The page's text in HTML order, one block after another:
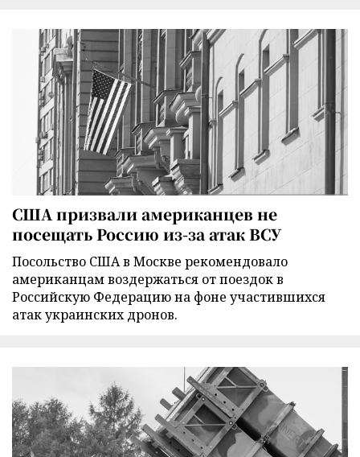
США призвали американцев не
посещать Россию из-за атак ВСУ
Посольство США в Москве рекомендовало
американцам воздержаться от поездок в
Российскую Федерацию на фоне участившихся
атак украинских дронов.